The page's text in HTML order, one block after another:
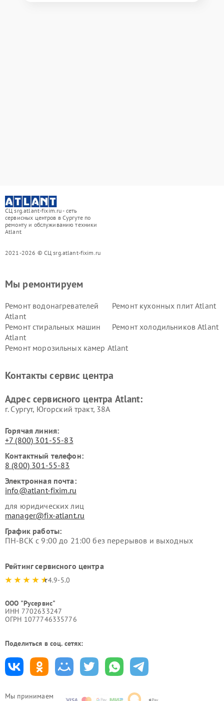
СЦ srg.atlant-fixim.ru - сеть
сервисных центров в Сургуте по
ремонту и обслуживанию техники
Atlant
2021-2026 © СЦ srg.atlant-fixim.ru
Мы принимаем
Мы ремонтируем
Ремонт водонагревателей
Atlant
Ремонт кухонных плит Atlant
Ремонт стиральных машин
Atlant
Ремонт холодильников Atlant
Ремонт морозильных камер Atlant
Контакты сервис центра
Адрес сервисного центра Atlant:
г. Сургут, Югорский тракт, 38А
Горячая линия:
+7 (800) 301-55-83
Контактный телефон:
8 (800) 301-55-83
Электронная почта:
info@atlant-fixim.ru
для юридических лиц
manager@fix-atlant.ru
График работы:
ПН-ВСК с 9:00 до 21:00 без перерывов и выходных
Рейтинг сервисного центра
4.9-5.0
ООО "Русервис"
ИНН 7702633247
ОГРН 1077746335776
Поделиться в соц. сетях: